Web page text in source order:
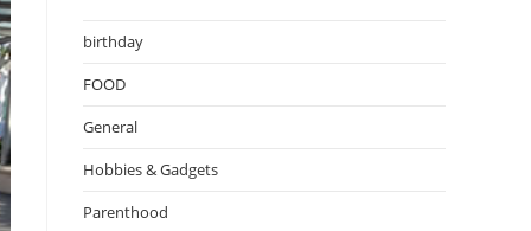
birthday
FOOD
General
Hobbies & Gadgets
Parenthood